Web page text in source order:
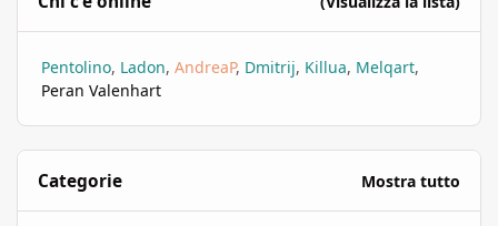
Pentolino Ladon AndreaP Dmitrij Killua Melqart
Peran Valenhart
Categorie Mostra tutto